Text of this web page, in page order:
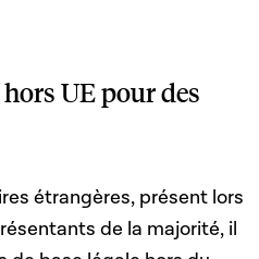
hors UE pour des
étrangères, présent lors
de la majorité, il